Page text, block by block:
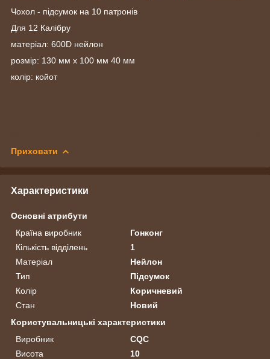
Чохол - підсумок на 10 патронів
Для 12 Калібру
матеріал: 600D нейлон
розмір: 130 мм х 100 мм 40 мм
колір: койот
Приховати
Характеристики
Основні атрибути
Країна виробник
Гонконг
Кількість відділень
1
Матеріал
Нейлон
Тип
Підсумок
Колір
Коричневий
Стан
Новий
Користувальницькі характеристики
Виробник
CQC
Висота
10